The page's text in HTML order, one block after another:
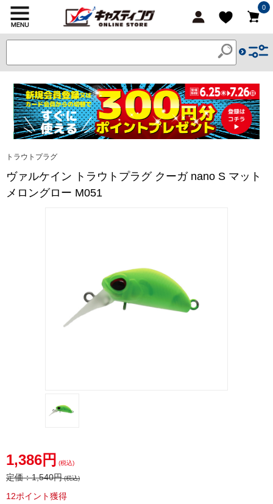
0
トラウトプラグ
ヴァルケイン トラウトプラグ クーガ nano S マット
メロングロー M051
1,386円 (税込)
定価：1,540円(税込)
12ポイント獲得